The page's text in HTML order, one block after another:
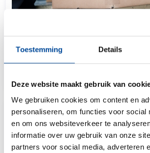
Toestemming Details
Deze website maakt gebruik van
We gebruiken cookies om content en
personaliseren, om functies voor social
en om ons websiteverkeer te
informatie over uw gebruik van onze
partners voor social media, adverteren
Capelle aan den IJssel